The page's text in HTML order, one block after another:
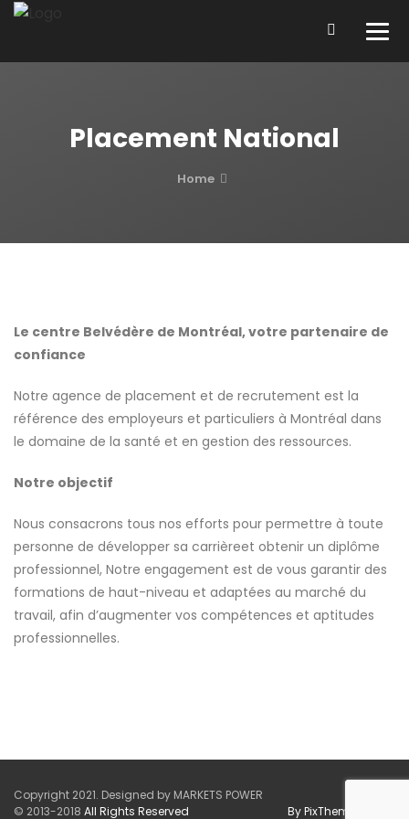
Placement National
Home
Le centre Belvédère de Montréal, votre partenaire de
confiance
Notre agence de placement et de recrutement est la
référence des employeurs et particuliers à Montréal dans
le domaine de la santé et en gestion des ressources.
Notre objectif
Nous consacrons tous nos efforts pour permettre à toute
personne de développer sa carrièreet obtenir un diplôme
professionnel, Notre engagement est de vous garantir des
formations de haut-niveau et adaptées au marché du
travail, afin d’augmenter vos compétences et aptitudes
professionnelles.
Copyright 2021. Designed by MARKETS POWER
© 2013-2018 All Rights Reserved By PixTheme